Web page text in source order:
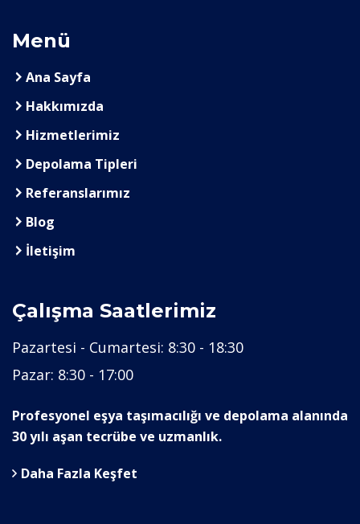
Menü
Ana Sayfa
Hakkımızda
Hizmetlerimiz
Depolama Tipleri
Referanslarımız
Blog
İletişim
Çalışma Saatlerimiz
Pazartesi - Cumartesi: 8:30 - 18:30
Pazar: 8:30 - 17:00
Profesyonel eşya taşımacılığı ve depolama alanında
30 yılı aşan tecrübe ve uzmanlık.
Daha Fazla Keşfet